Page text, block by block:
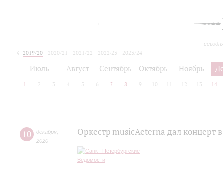
2019/20 2020/21 2021/22 2022/23
2023/24
Июль Август Сентябрь Октябрь Ноябрь
1 2 3 4 5 6 7 8 9 10 12 13 14
10 декабря
2020
Оркестр musicAeterna дал концерт